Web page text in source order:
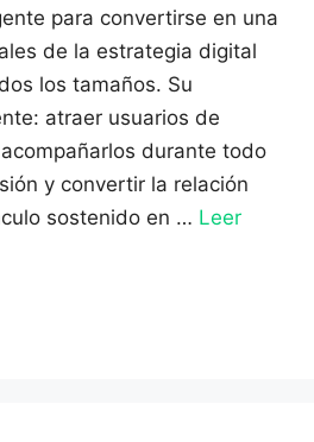
para convertirse en una
de la estrategia digital
los tamaños. Su
atraer usuarios de
durante todo
y convertir la relación
sostenido en … Leer